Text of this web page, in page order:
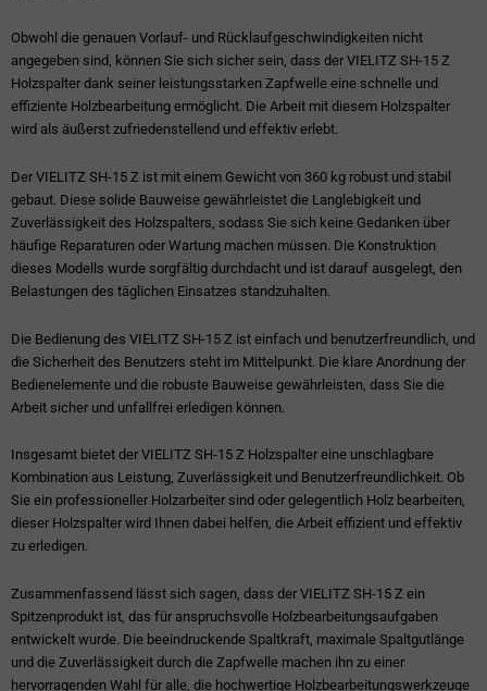
Obwohl die genauen Vorlauf- und Rücklaufgeschwindigkeiten nicht
angegeben sind, können Sie sich sicher sein, dass der VIELITZ SH-15 Z
Holzspalter dank seiner leistungsstarken Zapfwelle eine schnelle und
effiziente Holzbearbeitung ermöglicht. Die Arbeit mit diesem Holzspalter
wird als äußerst zufriedenstellend und effektiv erlebt.
Der VIELITZ SH-15 Z ist mit einem Gewicht von 360 kg robust und stabil
gebaut. Diese solide Bauweise gewährleistet die Langlebigkeit und
Zuverlässigkeit des Holzspalters, sodass Sie sich keine Gedanken über
häufige Reparaturen oder Wartung machen müssen. Die Konstruktion
dieses Modells wurde sorgfältig durchdacht und ist darauf ausgelegt, den
Belastungen des täglichen Einsatzes standzuhalten.
Die Bedienung des VIELITZ SH-15 Z ist einfach und benutzerfreundlich, und
die Sicherheit des Benutzers steht im Mittelpunkt. Die klare Anordnung der
Bedienelemente und die robuste Bauweise gewährleisten, dass Sie die
Arbeit sicher und unfallfrei erledigen können.
Insgesamt bietet der VIELITZ SH-15 Z Holzspalter eine unschlagbare
Kombination aus Leistung, Zuverlässigkeit und Benutzerfreundlichkeit. Ob
Sie ein professioneller Holzarbeiter sind oder gelegentlich Holz bearbeiten,
dieser Holzspalter wird Ihnen dabei helfen, die Arbeit effizient und effektiv
zu erledigen.
Zusammenfassend lässt sich sagen, dass der VIELITZ SH-15 Z ein
Spitzenprodukt ist, das für anspruchsvolle Holzbearbeitungsaufgaben
entwickelt wurde. Die beeindruckende Spaltkraft, maximale Spaltgutlänge
und die Zuverlässigkeit durch die Zapfwelle machen ihn zu einer
hervorragenden Wahl für alle, die hochwertige Holzbearbeitungswerkzeuge